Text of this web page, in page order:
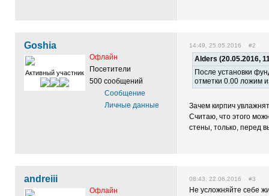
Goshia
Активный участник
Офлайн
Посетители
500 сообщений
Сообщение
Личные данные
14:49, 25.05.2016 #2
Alders (20.05.2016,
После установки
отметки 0.00 ложим
Зачем кирпич
Считаю, что этого
стены, только, перед
andreiii
Офлайн
08:43, 22.06.2016 #3
Не усложняйте себе